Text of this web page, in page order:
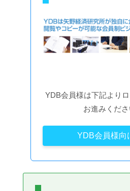
YDB会員様は下記より
お進みくださ
YDB会員様向